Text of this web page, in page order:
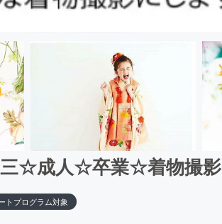
三☆成人☆卒業☆着物撮影
トプログラム対象